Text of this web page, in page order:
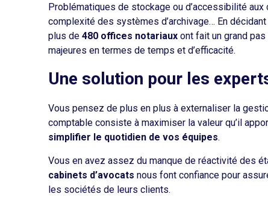
Problématiques de stockage ou d’accessibilité
complexité des systèmes d’archivage… En
plus de 480 offices notariaux ont fait un grand
majeures en termes de temps et d’efficacité.
Une solution pour les
Vous pensez de plus en plus à externaliser la
comptable consiste à maximiser la valeur qu’il
simplifier le quotidien de vos équipes.
Vous en avez assez du manque de réactivité des
cabinets d’avocats nous font confiance pour
les sociétés de leurs clients.